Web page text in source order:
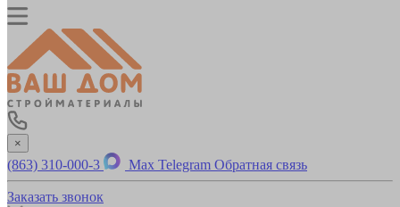
×
(863) 310-000-3 Max Telegram Обратная связь
Заказать звонок